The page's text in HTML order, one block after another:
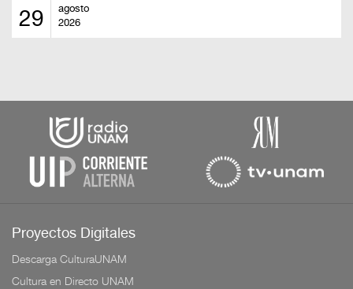
29
agosto
2026
Proyectos Digitales
Descarga CulturaUNAM
Cultura en Directo UNAM